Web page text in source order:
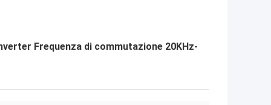
Frequenza di commutazione 20KHz-